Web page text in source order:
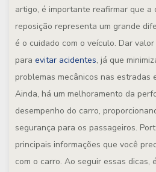
artigo, é importante reafirmar que a
reposição representa um grande
é o cuidado com o veículo. Dar
para evitar acidentes, já que
problemas mecânicos nas estradas
Ainda, há um melhoramento da
desempenho do carro,
segurança para os passageiros.
principais informações que você
com o carro. Ao seguir essas dicas,